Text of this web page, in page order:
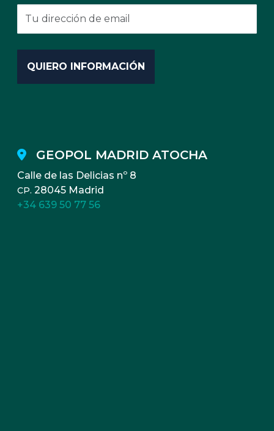
GEOPOL MADRID ATOCHA
Calle de las Delicias nº 8
CP. 28045 Madrid
+34 639 50 77 56